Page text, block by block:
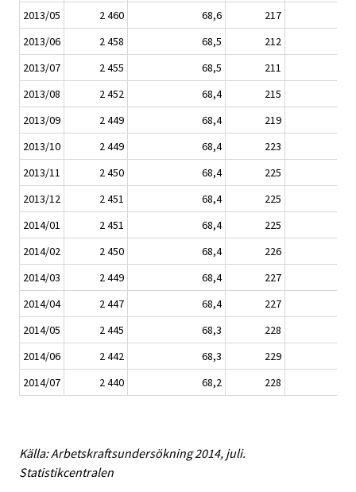
2013/05
2 460 68,6 217
2013/06
2 458 68,5 212
2013/07
2 455 68,5 211
2013/08
2 452 68,4 215
2013/09
2 449 68,4 219
2013/10
2 449 68,4 223
2013/11
2 450 68,4 225
2013/12
2 451 68,4 225
2014/01
2 451 68,4 225
2014/02
2 450 68,4 226
2014/03
2 449 68,4 227
2014/04
2 447 68,4 227
2014/05
2 445 68,3 228
2014/06
2 442 68,3 229
2014/07
2 440 68,2 228
Källa: Arbetskraftsundersökning 2014, juli.
Statistikcentralen